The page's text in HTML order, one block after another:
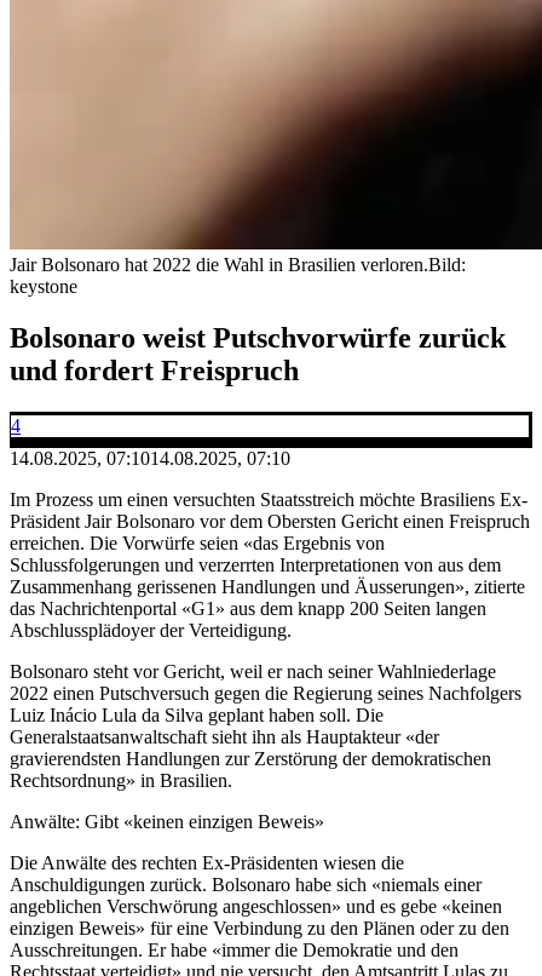
Jair Bolsonaro hat 2022 die Wahl in Brasilien verloren.Bild:
keystone
Bolsonaro weist Putschvorwürfe zurück
und fordert Freispruch
4
14.08.2025, 07:1014.08.2025, 07:10
Im Prozess um einen versuchten Staatsstreich möchte Brasiliens Ex-
Präsident Jair Bolsonaro vor dem Obersten Gericht einen Freispruch
erreichen. Die Vorwürfe seien «das Ergebnis von
Schlussfolgerungen und verzerrten Interpretationen von aus dem
Zusammenhang gerissenen Handlungen und Äusserungen», zitierte
das Nachrichtenportal «G1» aus dem knapp 200 Seiten langen
Abschlussplädoyer der Verteidigung.
Bolsonaro steht vor Gericht, weil er nach seiner Wahlniederlage
2022 einen Putschversuch gegen die Regierung seines Nachfolgers
Luiz Inácio Lula da Silva geplant haben soll. Die
Generalstaatsanwaltschaft sieht ihn als Hauptakteur «der
gravierendsten Handlungen zur Zerstörung der demokratischen
Rechtsordnung» in Brasilien.
Anwälte: Gibt «keinen einzigen Beweis»
Die Anwälte des rechten Ex-Präsidenten wiesen die
Anschuldigungen zurück. Bolsonaro habe sich «niemals einer
angeblichen Verschwörung angeschlossen» und es gebe «keinen
einzigen Beweis» für eine Verbindung zu den Plänen oder zu den
Ausschreitungen. Er habe «immer die Demokratie und den
Rechtsstaat verteidigt» und nie versucht, den Amtsantritt Lulas zu